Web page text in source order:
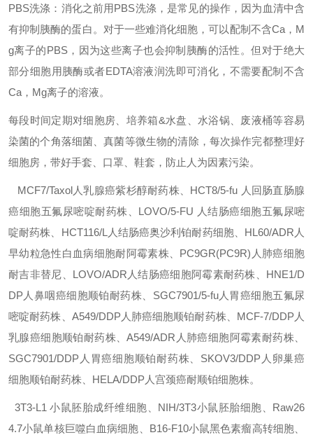
PBS洗涤：消化之前用PBS洗涤，是常见的操作，因为血清中含
有抑制胰酶的蛋白。对于一些难消化细胞，可以配制不含Ca，M
g离子的PBS，因为这些离子也会抑制胰酶的活性。但对于绝大
部分细胞用胰酶或者EDTA溶液润洗即可消化，不需要配制不含
Ca，Mg离子的溶液。
每段时间定期对细胞房、培养箱&水盘、水浴锅、废液桶等容易
染菌的个角落细菌、真菌等微生物的清除，每次操作完都整理好
细胞房，带好手套、口罩、鞋套，防止人为因素污染。
MCF7/Taxol人乳腺癌紫杉醇耐药株、HCT8/5-fu 人回肠直肠腺
癌细胞五氟尿嘧啶耐药株、LOVO/5-FU 人结肠癌细胞五氟尿嘧
啶耐药株、HCT116/L人结肠癌奥沙利铂耐药细胞、HL60/ADR人
早幼粒急性白血病细胞耐阿霉素株、PC9GR(PC9R)人肺癌细胞
耐吉非替尼、LOVO/ADR人结肠癌细胞阿霉素耐药株、HNE1/D
DP人鼻咽癌细胞顺铂耐药株、SGC7901/5-fu人胃癌细胞五氟尿
嘧啶耐药株、A549/DDP人肺癌细胞顺铂耐药株、MCF-7/DDP人
乳腺癌细胞顺铂耐药株、A549/ADR人肺癌细胞阿霉素耐药株、
SGC7901/DDP人胃癌细胞顺铂耐药株、SKOV3/DDP人卵巢癌
细胞顺铂耐药株、HELA/DDP人宫颈癌耐顺铂细胞株。
3T3-L1 小鼠胚胎成纤维细胞、NIH/3T3小鼠胚胎细胞、Raw26
4.7小鼠单核巨噬白血病细胞、B16-F10小鼠黑色素瘤高转细胞、